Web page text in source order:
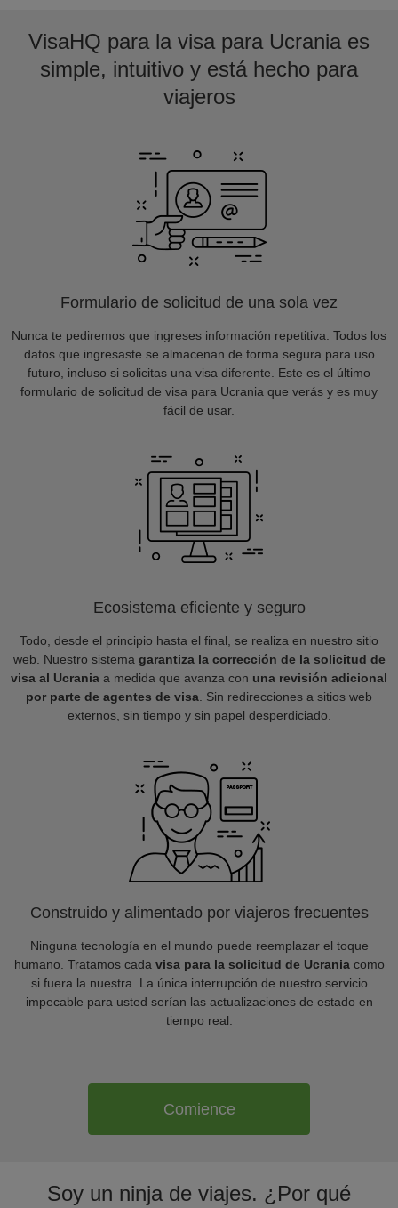
VisaHQ para la visa para Ucrania es
simple, intuitivo y está hecho para
viajeros
Formulario de solicitud de una sola vez
Nunca te pediremos que ingreses información repetitiva. Todos los
datos que ingresaste se almacenan de forma segura para uso
futuro, incluso si solicitas una visa diferente. Este es el último
formulario de solicitud de visa para Ucrania que verás y es muy
fácil de usar.
Ecosistema eficiente y seguro
Todo, desde el principio hasta el final, se realiza en nuestro sitio
web. Nuestro sistema garantiza la corrección de la solicitud de
visa al Ucrania a medida que avanza con una revisión adicional
por parte de agentes de visa . Sin redirecciones a sitios web
externos, sin tiempo y sin papel desperdiciado.
Construido y alimentado por viajeros frecuentes
Ninguna tecnología en el mundo puede reemplazar el toque
humano. Tratamos cada visa para la solicitud de Ucraniacomo
si fuera la nuestra. La única interrupción de nuestro servicio
impecable para usted serían las actualizaciones de estado en
tiempo real.
Comience
Soy un ninja de viajes. ¿Por qué